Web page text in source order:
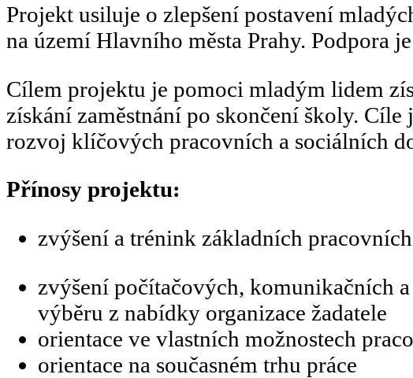
Projekt usiluje o zlepšení postavení
na území Hlavního města Prahy. Podpora
Cílem projektu je pomoci mladým lidem
získání zaměstnání po skončení školy.
rozvoj klíčových pracovních a sociálních
Přínosy projektu:
zvýšení a trénink základních
zvýšení počítačových, komunikačních
výběru z nabídky organizace žadatele
orientace ve vlastních možnostech
orientace na současném trhu práce